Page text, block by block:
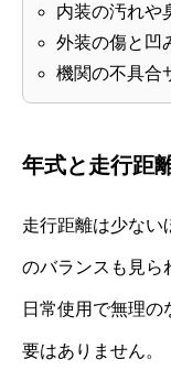
内装の汚れや
外装の傷と凹
機関の不具合
年式と走行距
走行距離は少ない
のバランスも見ら
日常使用で無理
要はありません。